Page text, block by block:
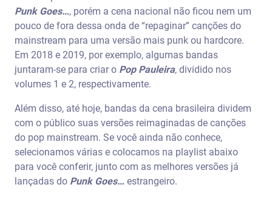
Punk Goes…, porém a cena nacional não ficou nem um
pouco de fora dessa onda de “repaginar” canções do
mainstream para uma versão mais punk ou hardcore.
Em 2018 e 2019, por exemplo, algumas bandas
juntaram-se para criar o Pop Pauleira, dividido nos
volumes 1 e 2, respectivamente.
Além disso, até hoje, bandas da cena brasileira dividem
com o público suas versões reimaginadas de canções
do pop mainstream. Se você ainda não conhece,
selecionamos várias e colocamos na playlist abaixo
para você conferir, junto com as melhores versões já
lançadas do Punk Goes… estrangeiro.